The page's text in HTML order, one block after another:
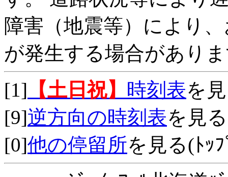
障害（地震等）により
が発生する場合があり
[1] 【土日祝】 時刻表を
[9]逆方向の時刻表を見る
[0]他の停留所を見る(ﾄｯ